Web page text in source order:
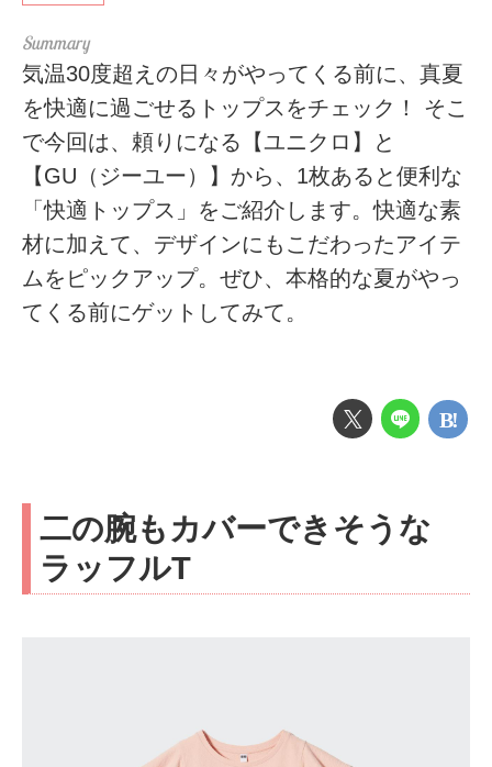
気温30度超えの日々がやってくる前に、真夏
を快適に過ごせるトップスをチェック！ そこ
で今回は、頼りになる【ユニクロ】と
【GU（ジーユー）】から、1枚あると便利な
「快適トップス」をご紹介します。快適な素
材に加えて、デザインにもこだわったアイテ
ムをピックアップ。ぜひ、本格的な夏がやっ
てくる前にゲットしてみて。
二の腕もカバーできそうな
ラッフルT